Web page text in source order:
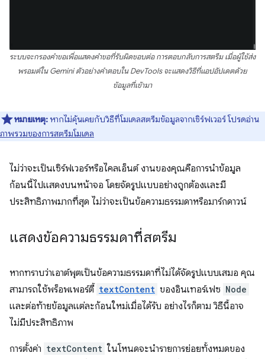
ระบบจะกรองคำขอเพื่อแสดงคำขอที่รับผิดชอบต่อ การตอบกลับการสตรีม เมื่อผู้ใช้ส่ง
พรอมต์ใน Gemini ตัวอย่างคำตอบใน DevTools จะแสดงวิธีที่แอปอัปเดตด้วย
ข้อมูลที่เข้ามา
หมายเหตุ: หากไม่คุ้นเคยกับวิธีที่โมเดลสตรีมข้อมูลจากเซิร์ฟเวอร์ โปรดอ่าน
ภาพรวมของการสตรีมโมเดล
ไม่ว่าจะเป็นเซิร์ฟเวอร์หรือไคลเอ็นต์ งานของคุณคือการนำข้อมูล
ก้อนนี้ไปแสดงบนหน้าจอ โดยจัดรูปแบบอย่างถูกต้องและมี
ประสิทธิภาพมากที่สุด ไม่ว่าจะเป็นข้อความธรรมดาหรือมาร์กดาวน์
แสดงข้อความธรรมดาที่สตรีม
หากทราบว่าเอาต์พุตเป็นข้อความธรรมดาที่ไม่ได้จัดรูปแบบเสมอ คุณ
สามารถใช้พร็อพเพอร์ตี้ textContent ของอินเทอร์เฟซ Node
และต่อท้ายข้อมูลแต่ละก้อนใหม่เมื่อได้รับ อย่างไรก็ตาม วิธีนี้อาจ
ไม่มีประสิทธิภาพ
การตั้งค่า textContent ในโหนดจะนำรายการย่อยทั้งหมดของ